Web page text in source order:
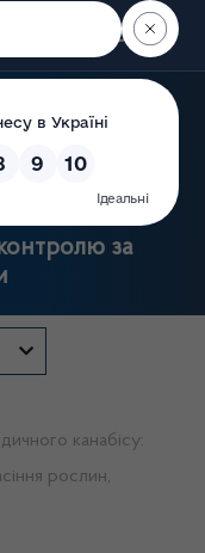
Пошук
України
контролю за
канабісу:
рослин,